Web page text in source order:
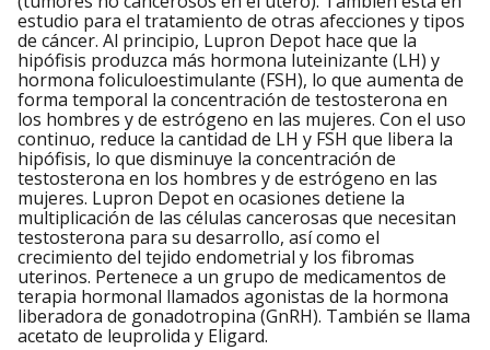
estudio para el tratamiento de otras afecciones y tipos
de cáncer. Al principio, Lupron Depot hace que la
hipófisis produzca más hormona luteinizante (LH) y
hormona foliculoestimulante (FSH), lo que aumenta de
forma temporal la concentración de testosterona en
los hombres y de estrógeno en las mujeres. Con el uso
continuo, reduce la cantidad de LH y FSH que libera la
hipófisis, lo que disminuye la concentración de
testosterona en los hombres y de estrógeno en las
mujeres. Lupron Depot en ocasiones detiene la
multiplicación de las células cancerosas que necesitan
testosterona para su desarrollo, así como el
crecimiento del tejido endometrial y los fibromas
uterinos. Pertenece a un grupo de medicamentos de
terapia hormonal llamados agonistas de la hormona
liberadora de gonadotropina (GnRH). También se llama
acetato de leuprolida y Eligard.